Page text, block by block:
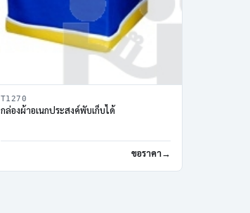
T1270
กล่องผ้าอเนกประสงค์พับเก็บได้
ขอราคา